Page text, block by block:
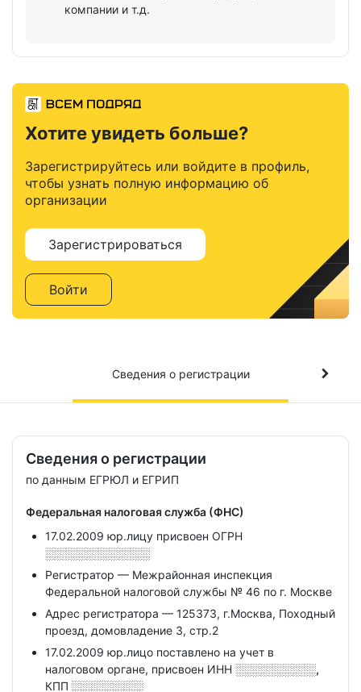
компании и т.д.
Хотите увидеть больше?
Зарегистрируйтесь или войдите в профиль,
чтобы узнать полную информацию об
организации
Зарегистрироваться
Войти
Сведения о регистрации
Сведения о регистрации
по данным ЕГРЮЛ и ЕГРИП
Федеральная налоговая служба (ФНС)
17.02.2009 юр.лицу присвоен ОГРН
░░░░░░░░░░░░░
Регистратор — Межрайонная инспекция
Федеральной налоговой службы № 46 по г. Москве
Адрес регистратора — 125373, г.Москва, Походный
проезд, домовладение 3, стр.2
17.02.2009 юр.лицо поставлено на учет в
налоговом органе, присвоен ИНН ░░░░░░░░░░,
КПП ░░░░░░░░░